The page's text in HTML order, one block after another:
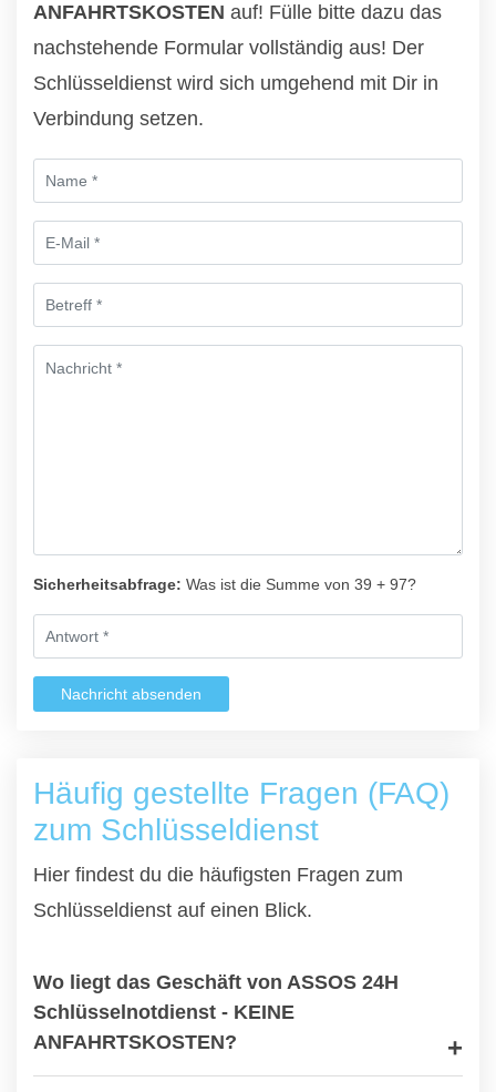
ANFAHRTSKOSTEN auf! Fülle bitte dazu das
nachstehende Formular vollständig aus! Der
Schlüsseldienst wird sich umgehend mit Dir in
Verbindung setzen.
Sicherheitsabfrage: Was ist die Summe von 39 + 97?
Nachricht absenden
Häufig gestellte Fragen (FAQ)
zum Schlüsseldienst
Hier findest du die häufigsten Fragen zum
Schlüsseldienst auf einen Blick.
Wo liegt das Geschäft von ASSOS 24H
Schlüsselnotdienst - KEINE
ANFAHRTSKOSTEN?